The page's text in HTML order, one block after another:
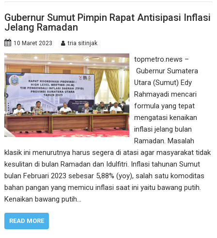
Gubernur Sumut Pimpin Rapat Antisipasi Inflasi
Jelang Ramadan
10 Maret 2023 tria sitinjak
topmetro.news –
Gubernur Sumatera
Utara (Sumut) Edy
Rahmayadi mencari
formula yang tepat
mengatasi kenaikan
inflasi jelang bulan
Ramadan. Masalah
klasik ini menurutnya harus segera di atasi agar masyarakat tidak
kesulitan di bulan Ramadan dan Idulfitri. Inflasi tahunan Sumut
bulan Februari 2023 sebesar 5,88% (yoy), salah satu komoditas
bahan pangan yang memicu inflasi saat ini yaitu bawang putih.
Kenaikan bawang putih…
READ MORE